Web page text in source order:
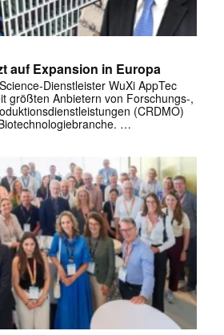
auf Expansion in Europa
Dienstleister WuXi AppTec
größten Anbietern von Forschungs-,
(CRDMO)
…